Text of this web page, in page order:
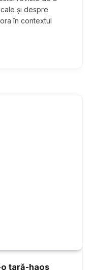
și despre
în contextul
țară-haos